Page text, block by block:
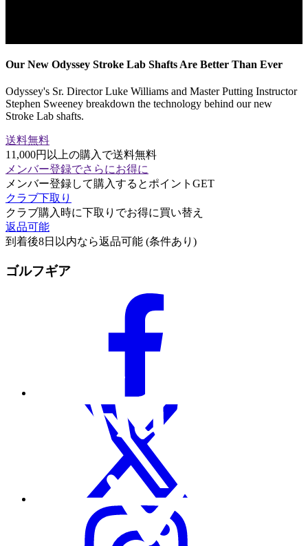
Our New Odyssey Stroke Lab Shafts Are Better Than Ever
Odyssey's Sr. Director Luke Williams and Master Putting Instructor
Stephen Sweeney breakdown the technology behind our new
Stroke Lab shafts.
送料無料
11,000円以上の購入で送料無料
メンバー登録でさらにお得に
メンバー登録して購入するとポイントGET
クラブ下取り
クラブ購入時に下取りでお得に買い替え
返品可能
到着後8日以内なら返品可能 (条件あり)
ゴルフギア